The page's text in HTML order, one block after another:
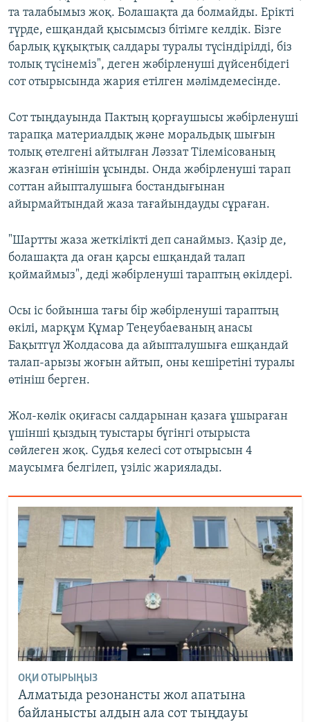
та талабымыз жоқ. Болашақта да болмайды. Ерікті
түрде, ешқандай қысымсыз бітімге келдік. Бізге
барлық құқықтық салдары туралы түсіндірілді, біз
толық түсінеміз", деген жәбірленуші дүйсенбідегі
сот отырысында жария етілген мәлімдемесінде.
Сот тыңдауында Пактың қорғаушысы жәбірленуші
тарапқа материалдық және моральдық шығын
толық өтелгені айтылған Ләззат Тілемісованың
жазған өтінішін ұсынды. Онда жәбірленуші тарап
соттан айыпталушыға бостандығынан
айырмайтындай жаза тағайындауды сұраған.
"Шартты жаза жеткілікті деп санаймыз. Қазір де,
болашақта да оған қарсы ешқандай талап
қоймаймыз", деді жәбірленуші тараптың өкілдері.
Осы іс бойынша тағы бір жәбірленуші тараптың
өкілі, марқұм Құмар Теңеубаеваның анасы
Бақытгүл Жолдасова да айыпталушыға ешқандай
талап-арызы жоғын айтып, оны кешіретіні туралы
өтініш берген.
Жол-көлік оқиғасы салдарынан қазаға ұшыраған
үшінші қыздың туыстары бүгінгі отырыста
сөйлеген жоқ. Судья келесі сот отырысын 4
маусымға белгілеп, үзіліс жариялады.
ОҚИ ОТЫРЫҢЫЗ
Алматыда резонансты жол апатына
байланысты алдын ала сот тыңдауы